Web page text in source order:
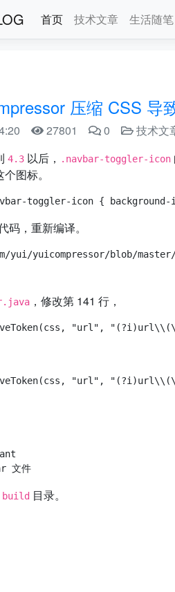
首页 技术文章 生活随笔
压缩 CSS 导
27801 0
技术文
4.3 以后， .navbar-toggler-icon
图标。
码，重新编译。
，修改第 141 行，
build 目录。